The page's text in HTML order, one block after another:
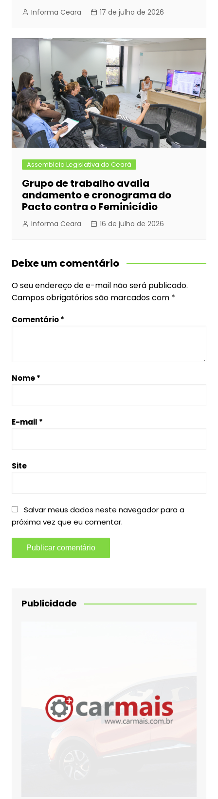
Informa Ceara 17 de julho de 2026
Assembleia Legislativa do Ceará
Grupo de trabalho avalia
andamento e cronograma do
Pacto contra o Feminicídio
Informa Ceara 16 de julho de 2026
Deixe um comentário
O seu endereço de e-mail não será publicado.
Campos obrigatórios são marcados com *
Comentário*
Nome*
E-mail *
Site
Salvar meus dados neste navegador para a
próxima vez que eu comentar.
Publicidade